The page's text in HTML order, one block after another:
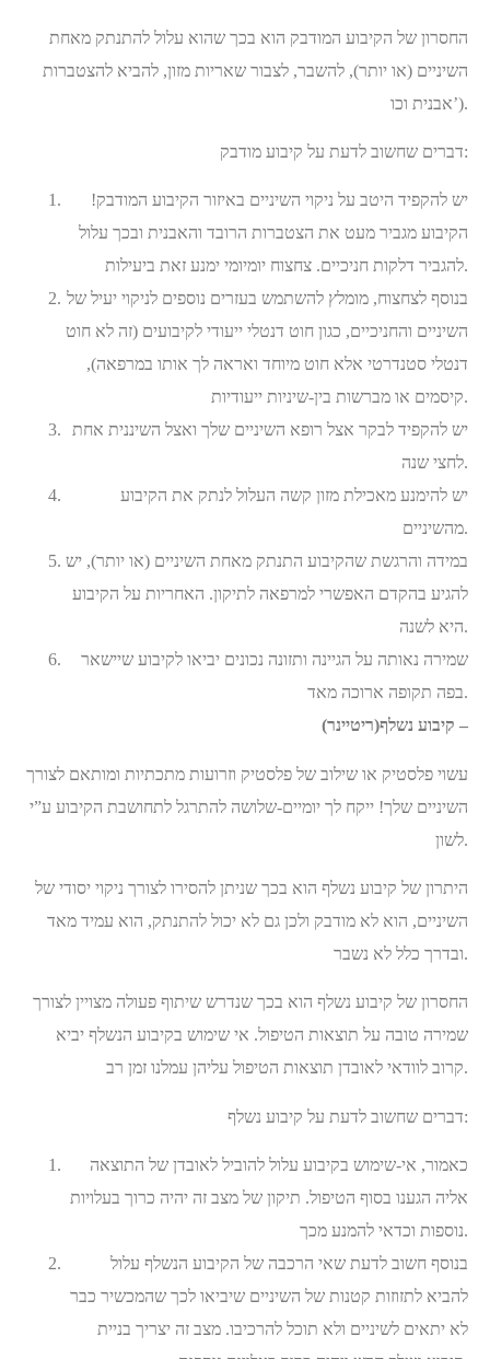
החסרון של הקיבוע המודבק הוא בכך שהוא עלול להתנתק מאחת
השיניים (או יותר), להשבר, לצבור שאריות מזון, להביא להצטברות
אבנית וכו’).
דברים שחשוב לדעת על קיבוע מודבק:
יש להקפיד היטב על ניקוי השיניים באיזור הקיבוע המודבק!
הקיבוע מגביר מעט את הצטברות הרובד והאבנית ובכך עלול
להגביר דלקות חניכיים. צחצוח יומיומי ימנע זאת ביעילות.
בנוסף לצחצוח, מומלץ להשתמש בעזרים נוספים לניקוי יעיל של
השיניים והחניכיים, כגון חוט דנטלי ייעודי לקיבועים (זה לא חוט
דנטלי סטנדרטי אלא חוט מיוחד ואראה לך אותו במרפאה),
קיסמים או מברשות בין-שיניות ייעודיות.
יש להקפיד לבקר אצל רופא השיניים שלך ואצל השיננית אחת
לחצי שנה.
יש להימנע מאכילת מזון קשה העלול לנתק את הקיבוע
מהשיניים.
במידה והרגשת שהקיבוע התנתק מאחת השיניים (או יותר), יש
להגיע בהקדם האפשרי למרפאה לתיקון. האחריות על הקיבוע
היא לשנה.
שמירה נאותה על הגיינה ותזונה נכונים יביאו לקיבוע שיישאר
בפה תקופה ארוכה מאד.
קיבוע נשלף(ריטיינר) –
עשוי פלסטיק או שילוב של פלסטיק וזרועות מתכתיות ומותאם לצורך
השיניים שלך! ייקח לך יומיים-שלושה להתרגל לתחושבת הקיבוע ע”י
לשון.
היתרון של קיבוע נשלף הוא בכך שניתן להסירו לצורך ניקוי יסודי של
השיניים, הוא לא מודבק ולכן גם לא יכול להתנתק, הוא עמיד מאד
ובדרך כלל לא נשבר.
החסרון של קיבוע נשלף הוא בכך שנדרש שיתוף פעולה מצויין לצורך
שמירה טובה על תוצאות הטיפול. אי שימוש בקיבוע הנשלף יביא
קרוב לוודאי לאובדן תוצאות הטיפול עליהן עמלנו זמן רב.
דברים שחשוב לדעת על קיבוע נשלף:
כאמור, אי-שימוש בקיבוע עלול להוביל לאובדן של התוצאה
אליה הגענו בסוף הטיפול. תיקון של מצב זה יהיה כרוך בעלויות
נוספות וכדאי להמנע מכך.
בנוסף חשוב לדעת שאי הרכבה של הקיבוע הנשלף עלול
להביא לתזוזות קטנות של השיניים שיביאו לכך שהמכשיר כבר
לא יתאים לשיניים ולא תוכל להרכיבו. מצב זה יצריך בניית